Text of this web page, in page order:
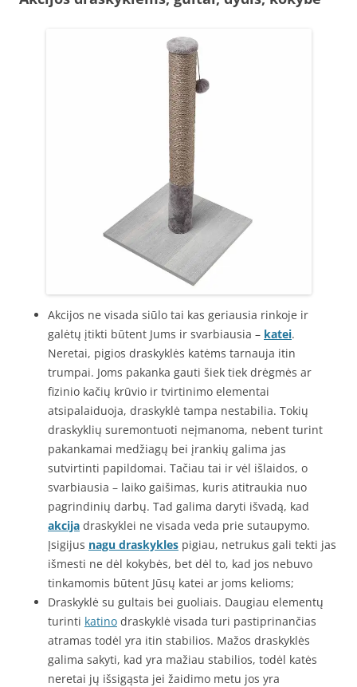
Akcijos ne visada siūlo tai kas geriausia rinkoje ir
galėtų įtikti būtent Jums ir svarbiausia – katei.
Neretai, pigios draskyklės katėms tarnauja itin
trumpai. Joms pakanka gauti šiek tiek drėgmės ar
fizinio kačių krūvio ir tvirtinimo elementai
atsipalaiduoja, draskyklė tampa nestabilia. Tokių
draskyklių suremontuoti neįmanoma, nebent turint
pakankamai medžiagų bei įrankių galima jas
sutvirtinti papildomai. Tačiau tai ir vėl išlaidos, o
svarbiausia – laiko gaišimas, kuris atitraukia nuo
pagrindinių darbų. Tad galima daryti išvadą, kad
akcija draskyklei ne visada veda prie sutaupymo.
Įsigijus nagu draskykles pigiau, netrukus gali tekti jas
išmesti ne dėl kokybės, bet dėl to, kad jos nebuvo
tinkamomis būtent Jūsų katei ar joms kelioms;
Draskyklė su gultais bei guoliais. Daugiau elementų
turinti katino draskyklė visada turi pastiprinančias
atramas todėl yra itin stabilios. Mažos draskyklės
galima sakyti, kad yra mažiau stabilios, todėl katės
neretai jų išsigąsta jei žaidimo metu jos yra